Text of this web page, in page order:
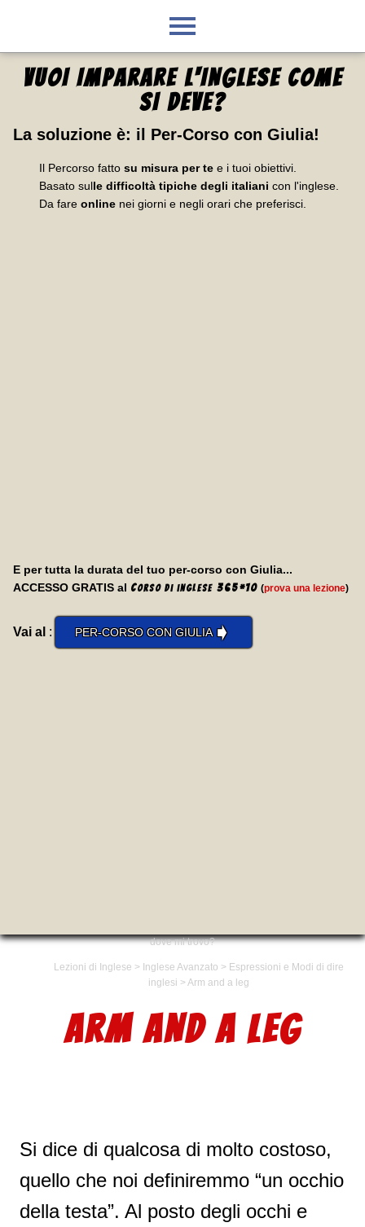
VUOI IMPARARE L'INGLESE COME
SI DEVE?
La soluzione è: il Per-Corso con Giulia!
Il Percorso fatto su misura per te e i tuoi obiettivi.
Basato sulle difficoltà tipiche degli italiani con l'inglese.
Da fare online nei giorni e negli orari che preferisci.
E per tutta la durata del tuo per-corso con Giulia...
ACCESSO GRATIS al Corso di inglese 365*10 (prova una lezione)
Vai al : PER-CORSO CON GIULIA➧
dove mi trovo?
Lezioni di Inglese > Inglese Avanzato > Espressioni e Modi di dire
inglesi > Arm and a leg
ARM AND A LEG
Si dice di qualcosa di molto costoso,
quello che noi definiremmo “un occhio
della testa”. Al posto degli occhi e